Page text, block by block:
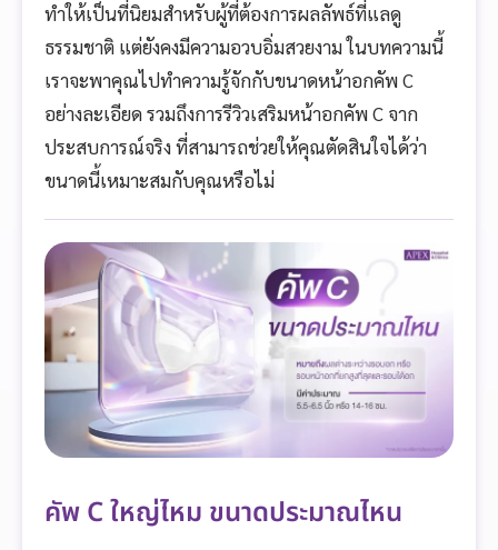
ทำให้เป็นที่นิยมสำหรับผู้ที่ต้องการผลลัพธ์ที่แลดู
ธรรมชาติ แต่ยังคงมีความอวบอิ่มสวยงาม ในบทความนี้
เราจะพาคุณไปทำความรู้จักกับขนาดหน้าอกคัพ C
อย่างละเอียด รวมถึงการรีวิวเสริมหน้าอกคัพ C จาก
ประสบการณ์จริง ที่สามารถช่วยให้คุณตัดสินใจได้ว่า
ขนาดนี้เหมาะสมกับคุณหรือไม่
คัพ C ใหญ่ไหม ขนาดประมาณไหน